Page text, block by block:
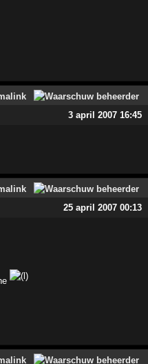
3 april 2007 16:45
25 april 2007 00:13